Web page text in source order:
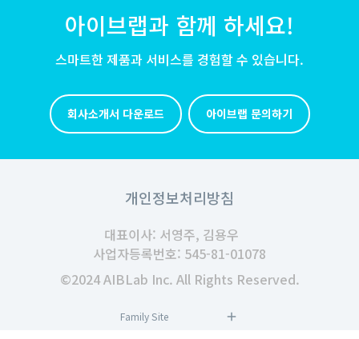
아이브랩과 함께 하세요!
스마트한 제품과 서비스를 경험할 수 있습니다.
회사소개서 다운로드 아이브랩 문의하기
개인정보처리방침
대표이사: 서영주, 김용우
사업자등록번호: 545-81-01078
©2024 AIBLab Inc. All Rights Reserved.
Family Site